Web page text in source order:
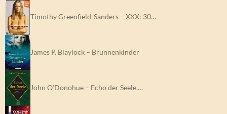
Timothy Greenfield-Sanders – XXX: 30…
James P. Blaylock – Brunnenkinder
John O’Donohue – Echo der Seele.…